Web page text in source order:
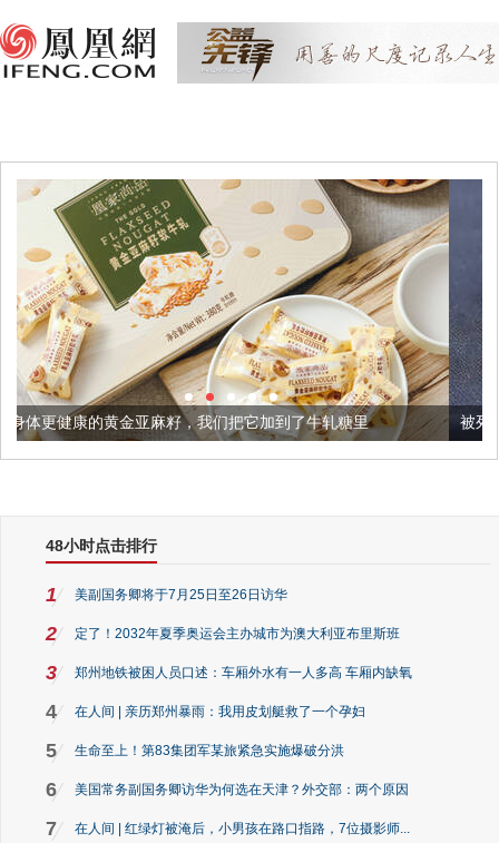
，我们把它加到了牛轧糖里 被列入佛家七宝的它到底有
48小时点击排行
1 美副国务卿将于7月25日至26日访华
2 定了！2032年夏季奥运会主办城市为澳大利亚布里斯班
3 郑州地铁被困人员口述：车厢外水有一人多高 车厢内缺氧
4 在人间 | 亲历郑州暴雨：我用皮划艇救了一个孕妇
5 生命至上！第83集团军某旅紧急实施爆破分洪
6 美国常务副国务卿访华为何选在天津？外交部：两个原因
7 在人间 | 红绿灯被淹后，小男孩在路口指路，7位摄影师...